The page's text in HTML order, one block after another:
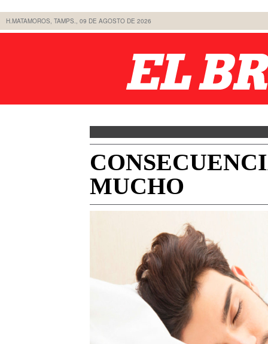
H.MATAMOROS, TAMPS., 09 DE AGOSTO DE 2026
MUCHO